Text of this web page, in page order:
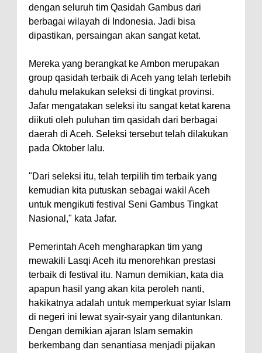
dengan seluruh tim Qasidah Gambus dari
berbagai wilayah di Indonesia. Jadi bisa
dipastikan, persaingan akan sangat ketat.
Mereka yang berangkat ke Ambon merupakan
group qasidah terbaik di Aceh yang telah terlebih
dahulu melakukan seleksi di tingkat provinsi.
Jafar mengatakan seleksi itu sangat ketat karena
diikuti oleh puluhan tim qasidah dari berbagai
daerah di Aceh. Seleksi tersebut telah dilakukan
pada Oktober lalu.
"Dari seleksi itu, telah terpilih tim terbaik yang
kemudian kita putuskan sebagai wakil Aceh
untuk mengikuti festival Seni Gambus Tingkat
Nasional," kata Jafar.
Pemerintah Aceh mengharapkan tim yang
mewakili Lasqi Aceh itu menorehkan prestasi
terbaik di festival itu. Namun demikian, kata dia
apapun hasil yang akan kita peroleh nanti,
hakikatnya adalah untuk memperkuat syiar Islam
di negeri ini lewat syair-syair yang dilantunkan.
Dengan demikian ajaran Islam semakin
berkembang dan senantiasa menjadi pijakan